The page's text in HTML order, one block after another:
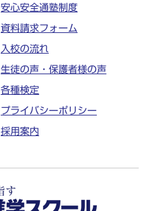
安心安全通塾制度
資料請求フォーム
入校の流れ
生徒の声・保護者様の声
各種検定
プライバシーポリシー
採用案内